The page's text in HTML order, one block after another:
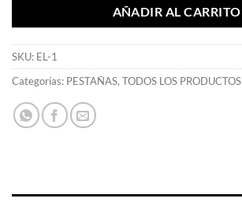
AÑADIR AL CARRITO
SKU: EL-1
Categorías: PESTAÑAS, TODOS LOS PRODUCTOS